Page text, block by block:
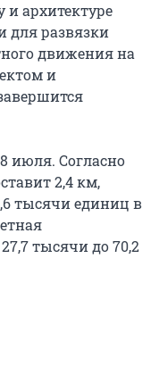
и архитектуре
для развязки
движения на
и
июля. Согласно
2,4 км,
тысячи единиц в
тысячи до 70,2